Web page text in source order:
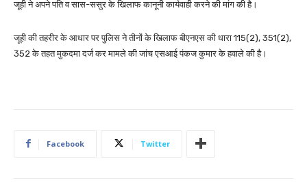
जूही ने अपने पति व सास-ससुर के खिलाफ कानूनी कार्यवाही करने की मांग की है।
जूही की तहरीर के आधार पर पुलिस ने तीनों के खिलाफ बीएनएस की धारा 115(2), 351(2),
352 के तहत मुकदमा दर्ज कर मामले की जांच एसआई पंकज कुमार के हवाले की है।
Facebook Twitter